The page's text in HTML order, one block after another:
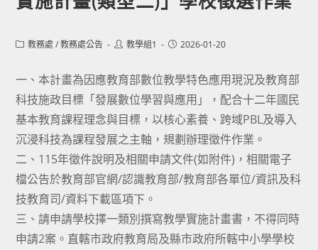
Post教務處 / 教務處公告
Post教學組1
Post2026-01-20
一、本計畫為因應教育部數位教學特色應用現況及教育部
科技施政目標「發展數位學習與應用」，配合十二年國民
基本教育課程理念與目標，以核心素養、跨域PBL及導入
沉浸科技為課程發展之主軸，規劃辦理徵件作業。
二、115年徵件說明及相關申請文件(如附件)，相關電子
檔公告於教育部官網/認識教育部/教育部各單位/資訊及科
技教育司/資料下載區項下。
三、請申請學校擇一類別撰寫教學實施計畫書，不得同時
申請2案。直轄市政府教育局及縣市政府所轄中小學學校